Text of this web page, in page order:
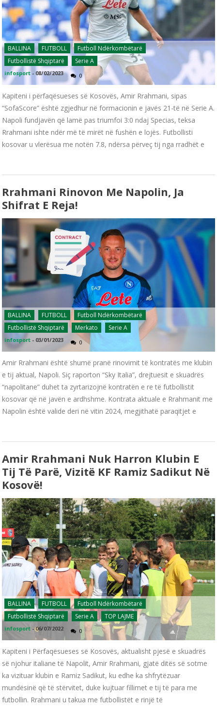
BALLINA FUTBOLL
Futboll Ndërkombëtarë
Futbollistë Shqiptarë
Serie A
infosport - 08/02/2023 0
Kapiteni i përfaqësueses së Kosovës, Amir Rrahmani, sipas
“SofaScore” është zgjedhur në formacionin e javës 21-të në Serie A.
Napoli fundjavën që lamë pas triumfoi 3:0 ndaj Specias, teksa
Rrahmani ishte ndër më të mirët në fushën e lojës. Futbollisti
kosovar u vlerësua me notën 7.8, ndërsa përveç tij nga rradhët e
Rrahmani Rinovon Me Napolin, Ja
Shifrat E Reja!
BALLINA FUTBOLL
Futboll Ndërkombëtarë
Futbollistë Shqiptarë
Merkato Serie A
infosport - 03/01/2023 0
Amir Rrahmani është shumë pranë rinovimit të kontratës me klubin
e tij aktual, Napoli. Siç raporton “Sky Italia”, drejtuesit e skuadrës
“napolitane” duhet ta zyrtarizojnë kontratën e re të futbollistit
kosovar që në javën e ardhshme. Kontrata aktuale e Rrahmanit me
Napolin është valide deri në vitin 2024, megjithatë paraqitjet e
Amir Rrahmani Nuk Harron Klubin E
Tij Të Parë, Vizitë KF Ramiz Sadikut Në
Kosovë!
BALLINA FUTBOLL
Futboll Ndërkombëtarë
Futbollistë Shqiptarë
Serie A TOP LAJME
infosport -06/07/2022 0
Kapiteni i Përfaqësueses së Kosovës, aktualisht pjesë e skuadrës
së njohur italiane të Napolit, Amir Rrahmani, gjatë ditës së sotme
ka vizituar klubin e Ramiz Sadikut, ku edhe ka shfrytëzuar
mundësinë që të stërvitet, duke kujtuar fillimet e tij të para me
futbollin. Rrahmani u takua me futbollistët e rinjë të